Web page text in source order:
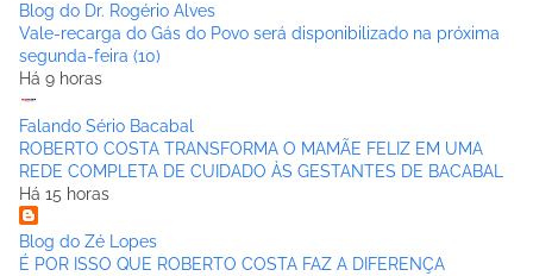
Blog do Dr. Rogério Alves
Vale-recarga do Gás do Povo será disponibilizado na próxima
segunda-feira (10)
Há 9 horas
Falando Sério Bacabal
ROBERTO COSTA TRANSFORMA O MAMÃE FELIZ EM UMA
REDE COMPLETA DE CUIDADO ÀS GESTANTES DE BACABAL
Há 15 horas
Blog do Zé Lopes
É POR ISSO QUE ROBERTO COSTA FAZ A DIFERENÇA